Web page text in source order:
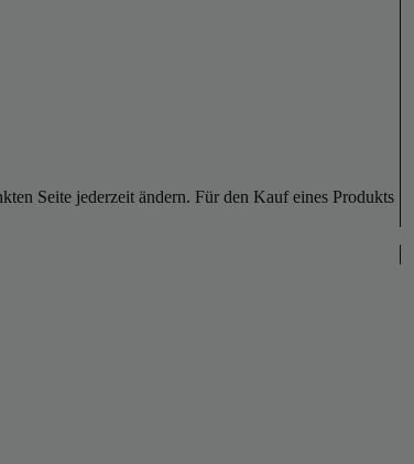
Seite jederzeit ändern. Für den Kauf eines Produkts